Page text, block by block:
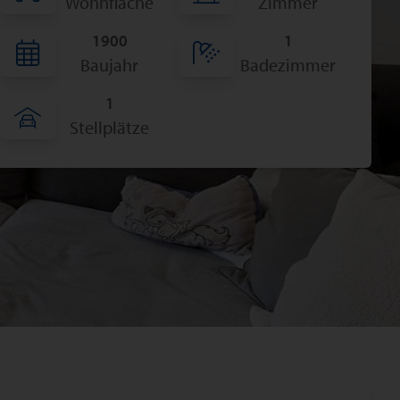
1900
Baujahr
1
Badezimmer
1
Stellplätze